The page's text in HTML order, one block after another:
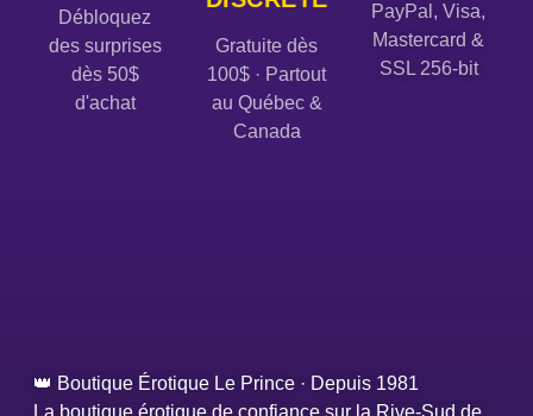
Débloquez
des surprises
dès 50$
d'achat
Gratuite dès
100$ · Partout
au Québec &
Canada
PayPal, Visa,
Mastercard &
SSL 256-bit
👑 Boutique Érotique Le Prince · Depuis 1981
La boutique érotique de confiance sur la Rive-Sud de